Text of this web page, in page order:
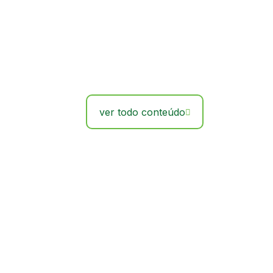
ver todo conteúdo